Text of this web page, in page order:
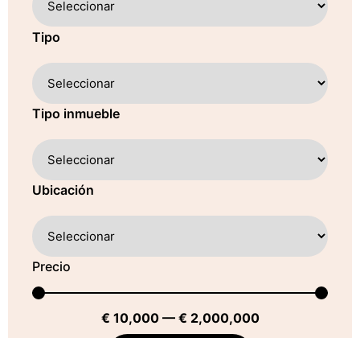
Tipo
Tipo inmueble
Ubicación
Precio
€ 10,000 — € 2,000,000